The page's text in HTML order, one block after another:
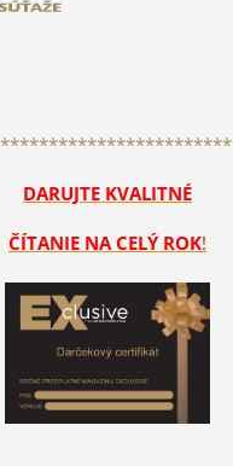
DARUJTE KVALITNÉ
ČÍTANIE NA CELÝ ROK!